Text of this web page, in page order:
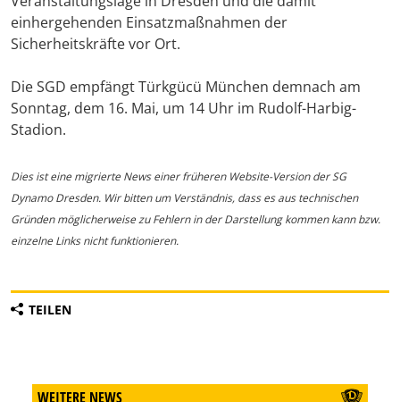
einhergehenden Einsatzmaßnahmen der
Sicherheitskräfte vor Ort.
Die SGD empfängt Türkgücü München demnach am
Sonntag, dem 16. Mai, um 14 Uhr im Rudolf-Harbig-
Stadion.
Dies ist eine migrierte News einer früheren Website-Version der SG
Dynamo Dresden. Wir bitten um Verständnis, dass es aus technischen
Gründen möglicherweise zu Fehlern in der Darstellung kommen kann bzw.
einzelne Links nicht funktionieren.
TEILEN
WEITERE NEWS